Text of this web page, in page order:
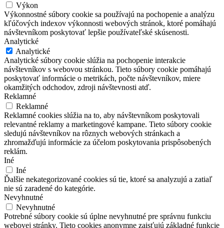
Výkon
Výkonnostné súbory cookie sa používajú na pochopenie a analýzu
kľúčových indexov výkonnosti webových stránok, ktoré pomáhajú
návštevníkom poskytovať lepšie používateľské skúsenosti.
Analytické
Analytické
Analytické súbory cookie slúžia na pochopenie interakcie
návštevníkov s webovou stránkou. Tieto súbory cookie pomáhajú
poskytovať informácie o metrikách, počte návštevníkov, miere
okamžitých odchodov, zdroji návštevnosti atď.
Reklamné
Reklamné
Reklamné cookies slúžia na to, aby návštevníkom poskytovali
relevantné reklamy a marketingové kampane. Tieto súbory cookie
sledujú návštevníkov na rôznych webových stránkach a
zhromažďujú informácie za účelom poskytovania prispôsobených
reklám.
Iné
Iné
Ďalšie nekategorizované cookies sú tie, ktoré sa analyzujú a zatiaľ
nie sú zaradené do kategórie.
Nevyhnutné
Nevyhnutné
Potrebné súbory cookie sú úplne nevyhnutné pre správnu funkciu
webovej stránky. Tieto cookies anonymne zaisťujú základné funkcie